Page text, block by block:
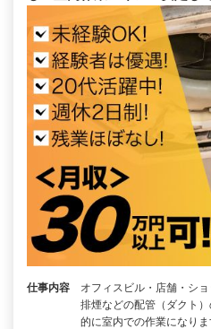
仕事内容
オフィスビル・店舗・シ
排煙などの配管（ダクト
的に室内での作業になり